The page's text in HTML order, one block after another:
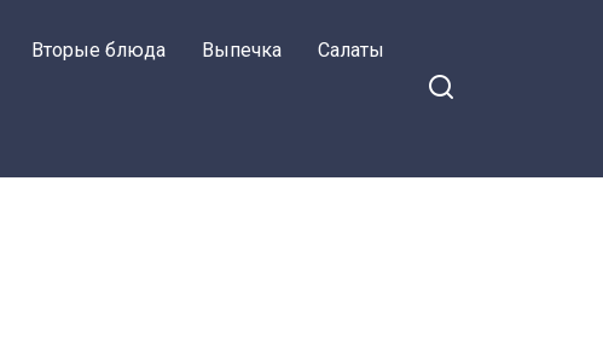
Вторые блюда Выпечка Салаты